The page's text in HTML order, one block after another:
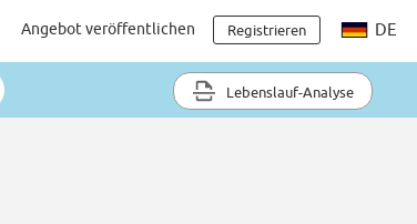
Angebot veröffentlichen Registrieren DE
Lebenslauf-Analyse